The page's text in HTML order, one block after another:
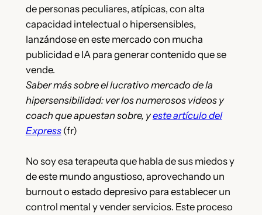
de personas peculiares, atípicas, con alta
capacidad intelectual o hipersensibles,
lanzándose en este mercado con mucha
publicidad e IA para generar contenido que se
vende.
Saber más sobre el lucrativo mercado de la
hipersensibilidad: ver los numerosos videos y
coach que apuestan sobre, yeste artículo del
Express (fr)
No soy esa terapeuta que habla de sus miedos y
de este mundo angustioso, aprovechando un
burnout o estado depresivo para establecer un
control mental y vender servicios. Este proceso